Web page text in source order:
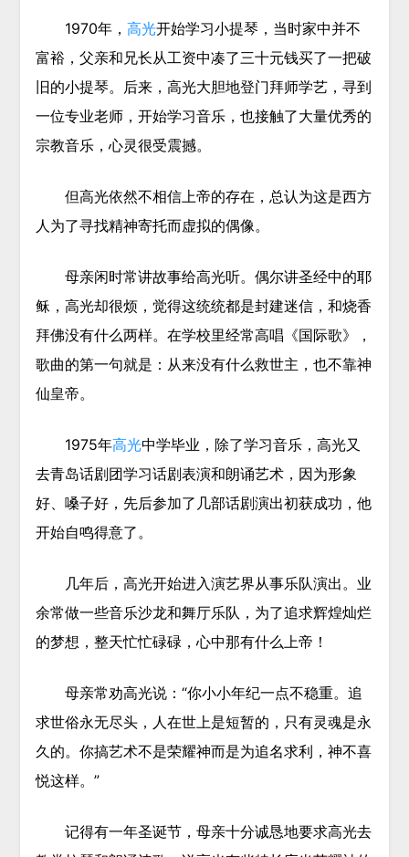
1970年， 高光开始学习小提琴，当时家中并不
富裕，父亲和兄长从工资中凑了三十元钱买了一把破
旧的小提琴。后来，高光大胆地登门拜师学艺，寻到
一位专业老师，开始学习音乐，也接触了大量优秀的
宗教音乐，心灵很受震撼。
但高光依然不相信上帝的存在，总认为这是西方
人为了寻找精神寄托而虚拟的偶像。
母亲闲时常讲故事给高光听。偶尔讲圣经中的耶
稣，高光却很烦，觉得这统统都是封建迷信，和烧香
拜佛没有什么两样。在学校里经常高唱《国际歌》，
歌曲的第一句就是：从来没有什么救世主，也不靠神
仙皇帝。
1975年高光中学毕业，除了学习音乐，高光又
去青岛话剧团学习话剧表演和朗诵艺术，因为形象
好、嗓子好，先后参加了几部话剧演出初获成功，他
开始自鸣得意了。
几年后，高光开始进入演艺界从事乐队演出。业
余常做一些音乐沙龙和舞厅乐队，为了追求辉煌灿烂
的梦想，整天忙忙碌碌，心中那有什么上帝！
母亲常劝高光说：“你小小年纪一点不稳重。追
求世俗永无尽头，人在世上是短暂的，只有灵魂是永
久的。你搞艺术不是荣耀神而是为追名求利，神不喜
悦这样。”
记得有一年圣诞节，母亲十分诚恳地要求高光去